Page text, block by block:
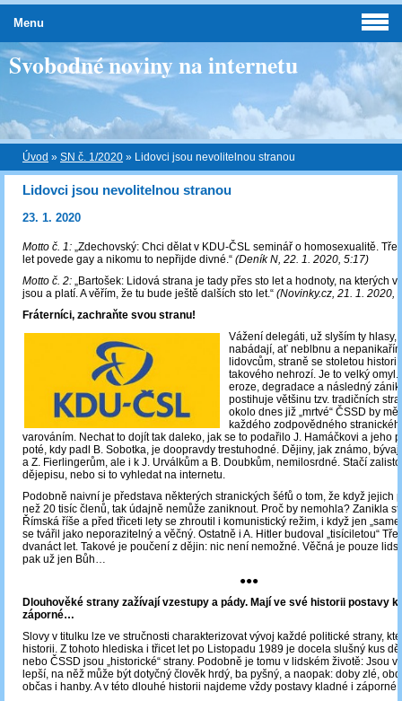
Svobodné noviny na internetu
Úvod » SN č. 1/2020 » Lidovci jsou nevolitelnou stranou
Lidovci jsou nevolitelnou stranou
23. 1. 2020
Motto č. 1: „Zdechovský: Chci dělat v KDU-ČSL seminář o homosexualitě.
let povede gay a nikomu to nepřijde divné.“ (Deník N, 22. 1. 2020, 5:17)
Motto č. 2: „Bartošek: Lidová strana je tady přes sto let a hodnoty, na kterých
jsou a platí. A věřím, že tu bude ještě dalších sto let.“ (Novinky.cz, 21. 1. 2020,
Fráterníci, zachraňte svou stranu!
Vážení delegáti, už slyším ty hlasy,
nabádají, ať neblbnu a
lidovcům, straně se stoletou
takového nehrozí. Je to velký omyl.
eroze, degradace a následný
postihuje většinu tzv. tradičních
okolo dnes již „mrtvé“ ČSSD by
každého zodpovědného
varováním. Nechat to dojít tak daleko, jak se to podařilo J. Hamáčkovi a jeho
poté, kdy padl B. Sobotka, je doopravdy trestuhodné. Dějiny, jak známo,
a Z. Fierlingerům, ale i k J. Urválkům a B. Doubkům, nemilosrdné. Stačí
dějepisu, nebo si to vyhledat na internetu.
Podobně naivní je představa některých stranických šéfů o tom, že když jejich
než 20 tisíc členů, tak údajně nemůže zaniknout. Proč by nemohla? Zanikla
Římská říše a před třiceti lety se zhroutil i komunistický režim, i když jen
se tvářil jako neporazitelný a věčný. Ostatně i A. Hitler budoval „tisíciletou“
dvanáct let. Takové je poučení z dějin: nic není nemožné. Věčná je pouze
pak už jen Bůh…
●●●
Dlouhověké strany zažívají vzestupy a pády. Mají ve své historii postavy
záporné…
Slovy v titulku lze ve stručnosti charakterizovat vývoj každé politické strany,
historii. Z tohoto hlediska i třicet let po Listopadu 1989 je docela slušný kus
nebo ČSSD jsou „historické“ strany. Podobně je tomu v lidském životě: Jsou
lepší, na něž může být dotyčný člověk hrdý, ba pyšný, a naopak: doby zlé,
občas i hanby. A v této dlouhé historii najdeme vždy postavy kladné i záporné.
Menu